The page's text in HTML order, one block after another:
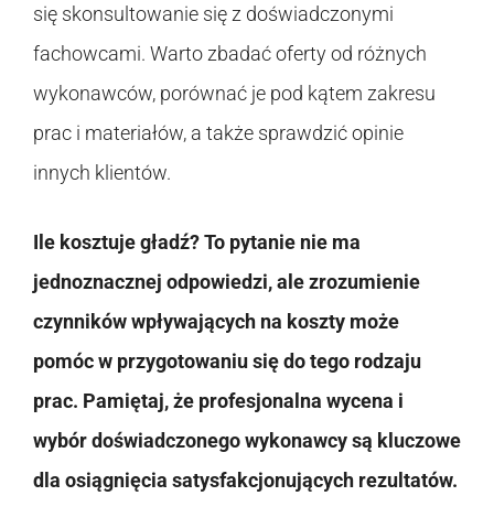
się skonsultowanie się z doświadczonymi
fachowcami. Warto zbadać oferty od różnych
wykonawców, porównać je pod kątem zakresu
prac i materiałów, a także sprawdzić opinie
innych klientów.
Ile kosztuje gładź? To pytanie nie ma
jednoznacznej odpowiedzi, ale zrozumienie
czynników wpływających na koszty może
pomóc w przygotowaniu się do tego rodzaju
prac. Pamiętaj, że profesjonalna wycena i
wybór doświadczonego wykonawcy są kluczowe
dla osiągnięcia satysfakcjonujących rezultatów.